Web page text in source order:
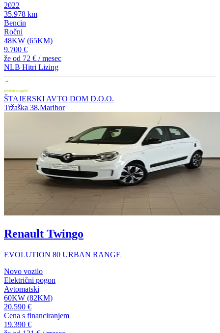
2022
35.978 km
Bencin
Ročni
48KW (65KM)
9.700 €
že od 72 € / mesec
NLB Hitri Lizing
ŠTAJERSKI AVTO DOM D.O.O.
Tržaška 38,Maribor
Renault Twingo
EVOLUTION 80 URBAN RANGE
Novo vozilo
Električni pogon
Avtomatski
60KW (82KM)
20.590 €
Cena s financiranjem
19.390 €